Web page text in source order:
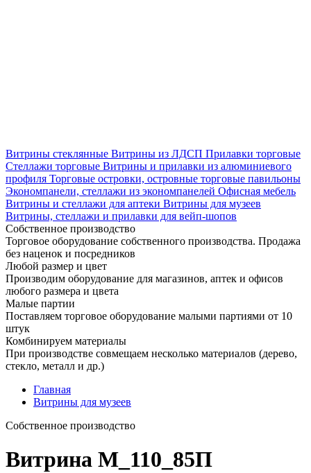
Витрины стеклянные Витрины из ЛДСП Прилавки торговые
Стеллажи торговые Витрины и прилавки из алюминиевого
профиля Торговые островки, островные торговые павильоны
Экономпанели, стеллажи из экономпанелей Офисная мебель
Витрины и стеллажи для аптеки Витрины для музеев
Витрины, стеллажи и прилавки для вейп-шопов
Собственное производство
Торговое оборудование собственного производства. Продажа
без наценок и посредников
Любой размер и цвет
Производим оборудование для магазинов, аптек и офисов
любого размера и цвета
Малые партии
Поставляем торговое оборудование малыми партиями от 10
штук
Комбинируем материалы
При производстве совмещаем несколько материалов (дерево,
стекло, металл и др.)
Главная
Витрины для музеев
Cобственное производство
Витрина М_110_85П